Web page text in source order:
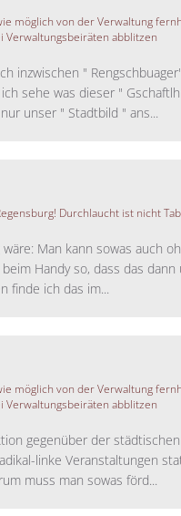
möglich von der Verwaltung
Verwaltungsbeiräten abblitzen
inzwischen "
sehe was dieser "
unser " Stadtbild " ans...
Durchlaucht ist nicht
Man kann sowas auch
Handy so, dass das
finde ich das im...
möglich von der Verwaltung
Verwaltungsbeiräten abblitzen
gegenüber der
linke Veranstaltungen
muss man sowas förd...